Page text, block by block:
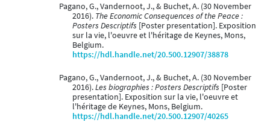
Pagano, G., Vandernoot, J., & Buchet, A. (30 November
2016). The Economic Consequences of the Peace :
Posters Descriptifs [Poster presentation]. Exposition
sur la vie, l'oeuvre et l'héritage de Keynes, Mons,
Belgium.
https://hdl.handle.net/20.500.12907/38878
Pagano, G., Vandernoot, J., & Buchet, A. (30 November
2016).Les biographies : Posters Descriptifs [Poster
presentation]. Exposition sur la vie, l'oeuvre et
l'héritage de Keynes, Mons, Belgium.
https://hdl.handle.net/20.500.12907/40265